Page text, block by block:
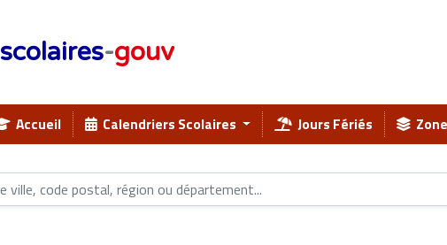
scolaires-gouv
Accueil Calendriers Scolaires Jours Fériés